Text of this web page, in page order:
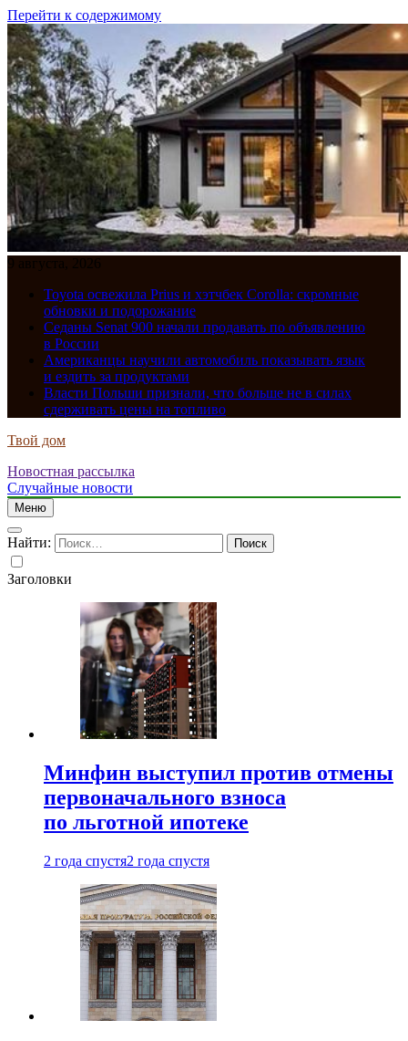
Перейти к содержимому
9 августа, 2026
Toyota освежила Prius и хэтчбек Corolla: скромные
обновки и подорожание
Седаны Senat 900 начали продавать по объявлению
в России
Американцы научили автомобиль показывать язык
и ездить за продуктами
Власти Польши признали, что больше не в силах
сдерживать цены на топливо
Твой дом
Новостная рассылка
Случайные новости
Меню
Найти:
Заголовки
Минфин выступил против отмены
первоначального взноса
по льготной ипотеке
2 года спустя2 года спустя